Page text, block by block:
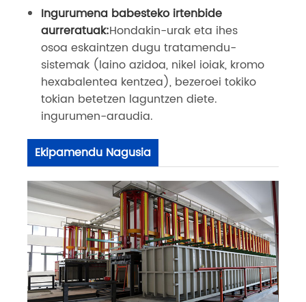
Ingurumena babesteko irtenbide
aurreratuak:Hondakin-urak eta ihes
osoa eskaintzen dugu tratamendu-
sistemak (laino azidoa, nikel ioiak, kromo
hexabalentea kentzea), bezeroei tokiko
tokian betetzen laguntzen diete.
ingurumen-araudia.
Ekipamendu Nagusia